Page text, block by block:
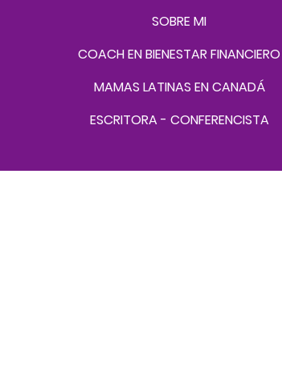
SOBRE MI
COACH EN BIENESTAR FINANCIERO
MAMAS LATINAS EN CANADÁ
ESCRITORA - CONFERENCISTA